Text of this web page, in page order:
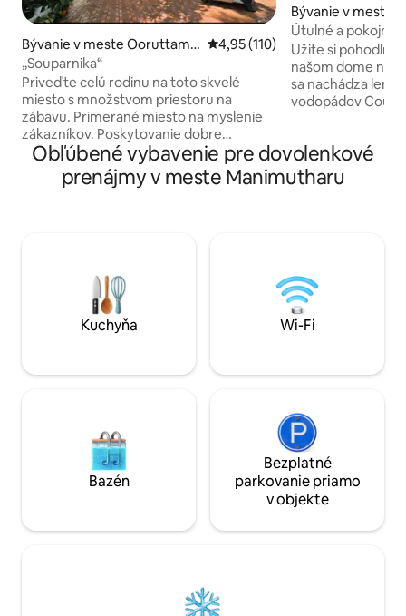
Bývanie v meste Ooruttamb
alam
Priemerné ohodnotenie 4,95 z
4,95 (110)
„Souparnika“
Priveďte celú rodinu na toto skvelé
miesto s množstvom priestoru na
zábavu. Primerané miesto na myslenie
zákazníkov. Poskytovanie dobre
udržiavaného domu (1250 štvorcových
stôp) s vynikajúcimi hygienickými
zariadeniami a priestrannými
,kuchynské vybavenie so všetkým
riadom a primerané potrebné
vybavenie, ako je mixér, čajovar,
rýchlovarná kanvica s práčkou Panasonic
Bývanie v meste
Útulné a pokojné
StayCourtallam s
vodopádmi
Užite si pohodlný
našom dome na
sa nachádza len
vodopádov
pripojené toalety
toaleta Spoločná hala Súkromný prístup
na prvé
hlavným cestám.
blízko prírody!
Obľúbené vybavenie pre dovolenkové
prenájmy v meste Manimutharu
Kuchyňa Wi-Fi
Bazén
Bezplatné
parkovanie priamo
v objekte